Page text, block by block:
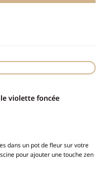
violette foncée
dans un pot de fleur sur votre
pour ajouter une touche zen